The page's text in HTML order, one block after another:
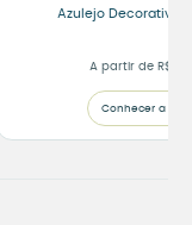
Azulejo Decorativo
A partir de R$
Conhecer a